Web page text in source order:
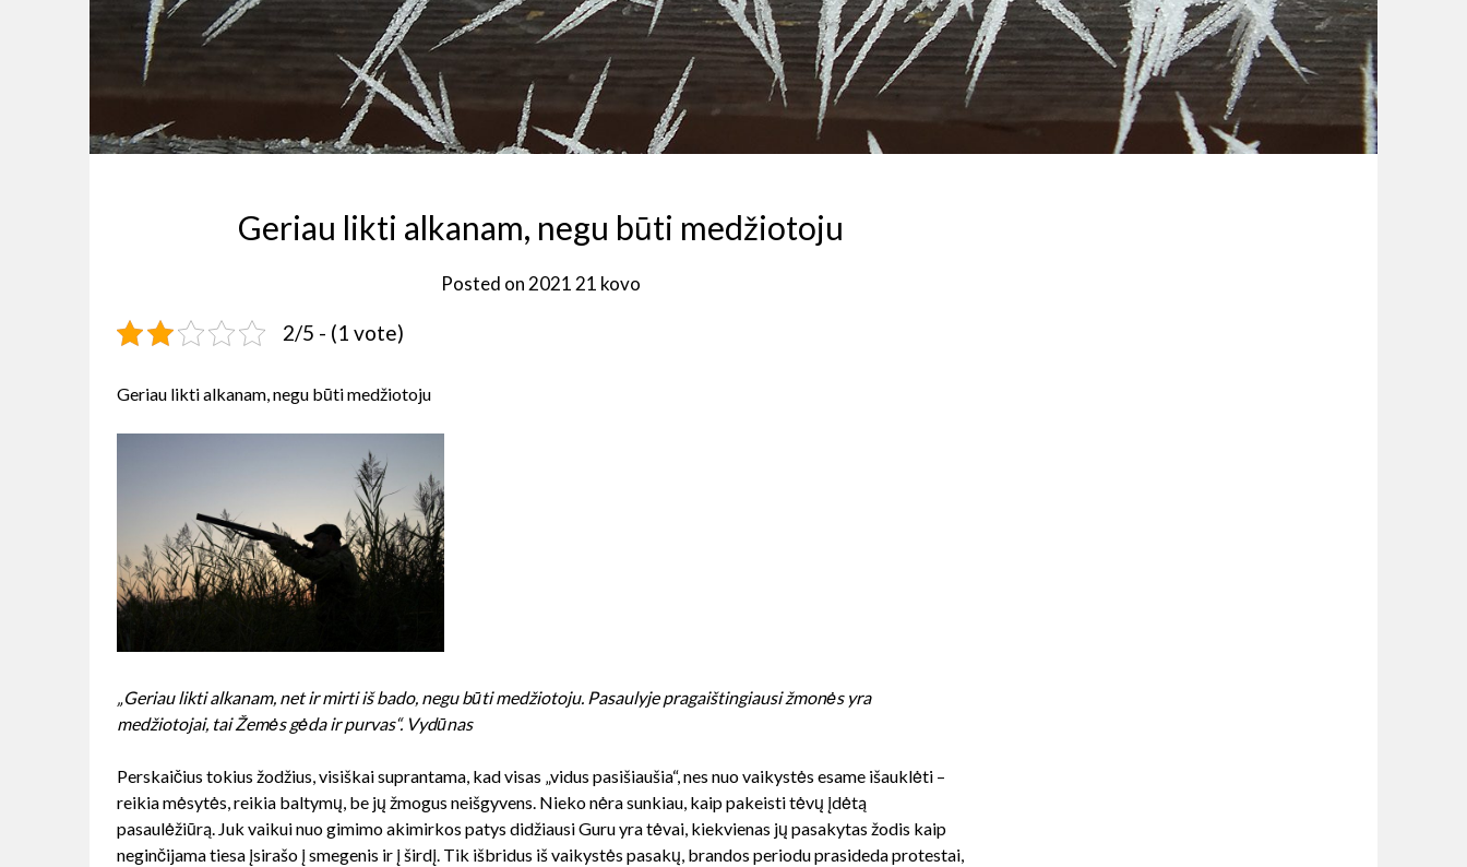
Geriau likti alkanam, negu būti medžiotoju
Posted on2021 21 kovo
2/5 - (1 vote)
Geriau likti alkanam, negu būti medžiotoju
„Geriau likti alkanam, net ir mirti iš bado, negu būti medžiotoju. Pasaulyje pragaištingiausi žmonės yra
medžiotojai, tai Žemės gėda ir purvas“. Vydūnas
Perskaičius tokius žodžius, visiškai suprantama, kad visas „vidus pasišiaušia“, nes nuo vaikystės esame išauklėti –
reikia mėsytės, reikia baltymų, be jų žmogus neišgyvens. Nieko nėra sunkiau, kaip pakeisti tėvų įdėtą
pasaulėžiūrą. Juk vaikui nuo gimimo akimirkos patys didžiausi Guru yra tėvai, kiekvienas jų pasakytas žodis kaip
neginčijama tiesa įsirašo į smegenis ir į širdį. Tik išbridus iš vaikystės pasakų, brandos periodu prasideda protestai,